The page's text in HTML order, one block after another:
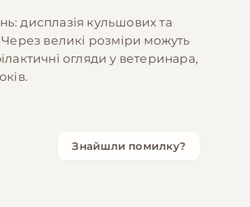
дисплазія кульшових та
великі розміри можуть
огляди у ветеринара,
Знайшли помилку?